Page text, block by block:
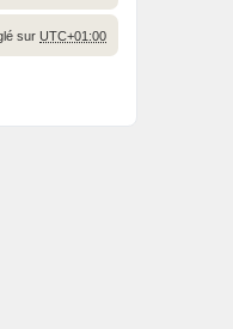
sur UTC+01:00